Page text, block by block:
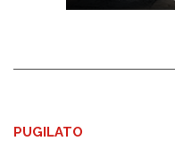
PUGILATO